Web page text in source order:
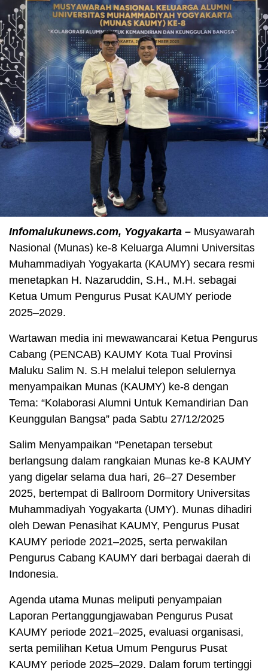
Infomalukunews.com, Yogyakarta – Musyawarah
Nasional (Munas) ke-8 Keluarga Alumni Universitas
Muhammadiyah Yogyakarta (KAUMY) secara resmi
menetapkan H. Nazaruddin, S.H., M.H. sebagai
Ketua Umum Pengurus Pusat KAUMY periode
2025–2029.
Wartawan media ini mewawancarai Ketua Pengurus
Cabang (PENCAB) KAUMY Kota Tual Provinsi
Maluku Salim N. S.H melalui telepon selulernya
menyampaikan Munas (KAUMY) ke-8 dengan
Tema: “Kolaborasi Alumni Untuk Kemandirian Dan
Keunggulan Bangsa” pada Sabtu 27/12/2025
Salim Menyampaikan “Penetapan tersebut
berlangsung dalam rangkaian Munas ke-8 KAUMY
yang digelar selama dua hari, 26–27 Desember
2025, bertempat di Ballroom Dormitory Universitas
Muhammadiyah Yogyakarta (UMY). Munas dihadiri
oleh Dewan Penasihat KAUMY, Pengurus Pusat
KAUMY periode 2021–2025, serta perwakilan
Pengurus Cabang KAUMY dari berbagai daerah di
Indonesia.
Agenda utama Munas meliputi penyampaian
Laporan Pertanggungjawaban Pengurus Pusat
KAUMY periode 2021–2025, evaluasi organisasi,
serta pemilihan Ketua Umum Pengurus Pusat
KAUMY periode 2025–2029. Dalam forum tertinggi